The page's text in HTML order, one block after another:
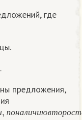
где
предложения,
п о н ал и ч и ю в т о р о с т
и,